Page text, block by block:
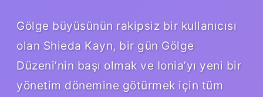
Gölge büyüsünün rakipsiz bir kullanıcısı
olan Shieda Kayn, bir gün Gölge
Düzeni’nin başı olmak ve Ionia’yı yeni bir
yönetim dönemine götürmek için tüm